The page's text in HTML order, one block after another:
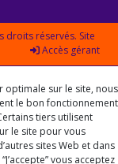
droits réservés. Site
Accès gérant
optimale sur le site, nous
le bon fonctionnement
tiers utilisent
le site pour vous
sites Web et dans
vous acceptez